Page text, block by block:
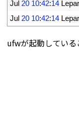
Jul 20 10:42:14
Jul 20 10:42:14
ufwが起動してい